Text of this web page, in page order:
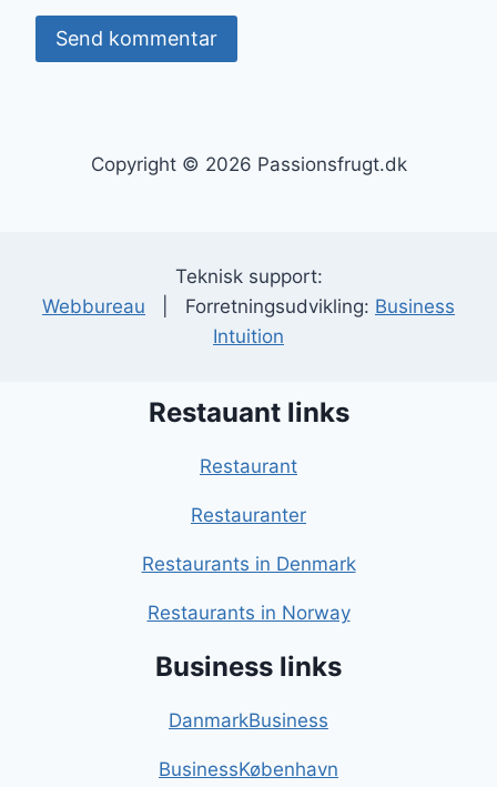
Copyright © 2026 Passionsfrugt.dk
Teknisk support:
Webbureau | Forretningsudvikling: Business
Intuition
Restauant links
Restaurant
Restauranter
Restaurants in Denmark
Restaurants in Norway
Business links
DanmarkBusiness
BusinessKøbenhavn